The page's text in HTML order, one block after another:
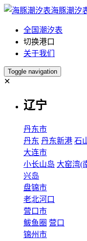
海豚潮汐
全国潮汐表
切换港口
关于我们
Toggle navigation
✕
辽宁
丹东市
丹东 丹东新港 石
大连市
小长山岛 大窑湾(
兴岛
盘锦市
老北河口
营口市
鲅鱼圈 营口
锦州市